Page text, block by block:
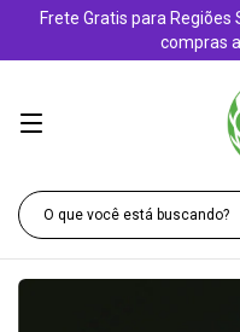
Frete Gratis para
compras